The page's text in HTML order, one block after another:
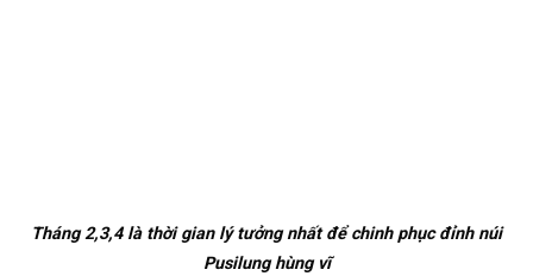
Tháng 2,3,4 là thời gian lý tưởng nhất để chinh phục đỉnh núi
Pusilung hùng vĩ